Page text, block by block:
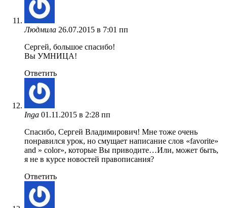
Людмила 26.07.2015 в 7:01 пп
Сергей, большое спасибо!
Вы УМНИЦА!
Ответить
Inga 01.11.2015 в 2:28 пп
Спасибо, Сергей Владимирович! Мне тоже очень
понравился урок, но смущает написание слов «favorite»
and » color», которые Вы приводите…Или, может быть,
я не в курсе новостей правописания?
Ответить